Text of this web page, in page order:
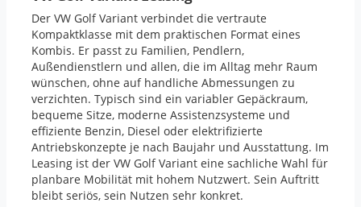
Der VW Golf Variant verbindet die vertraute
Kompaktklasse mit dem praktischen Format eines
Kombis. Er passt zu Familien, Pendlern,
Außendienstlern und allen, die im Alltag mehr Raum
wünschen, ohne auf handliche Abmessungen zu
verzichten. Typisch sind ein variabler Gepäckraum,
bequeme Sitze, moderne Assistenzsysteme und
effiziente Benzin, Diesel oder elektrifizierte
Antriebskonzepte je nach Baujahr und Ausstattung. Im
Leasing ist der VW Golf Variant eine sachliche Wahl für
planbare Mobilität mit hohem Nutzwert. Sein Auftritt
bleibt seriös, sein Nutzen sehr konkret.